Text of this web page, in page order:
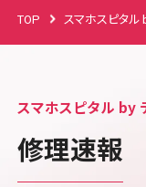
TOP スマホスピタ
スマホスピタル by
修理速報